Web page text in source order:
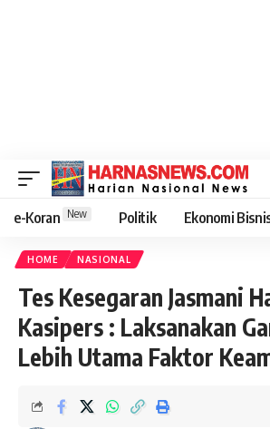
e-Koran New Politik Ekonomi
HOME NASIONAL
Tes Kesegaran Jasmani
Kasipers : Laksanakan
Lebih Utama Faktor